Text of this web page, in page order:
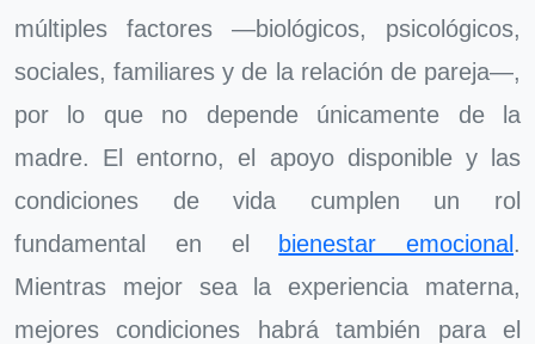
múltiples factores —biológicos, psicológicos,
sociales, familiares y de la relación de pareja—,
por lo que no depende únicamente de la
madre. El entorno, el apoyo disponible y las
condiciones de vida cumplen un rol
fundamental en el
bienestar emocional .
Mientras mejor sea la experiencia materna,
mejores condiciones habrá también para el